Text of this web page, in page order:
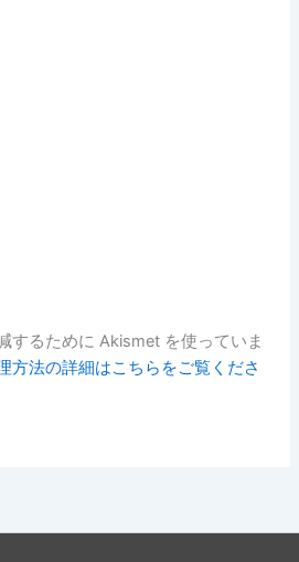
するために Akismet を使っていま
方法の詳細はこちらをご覧くださ